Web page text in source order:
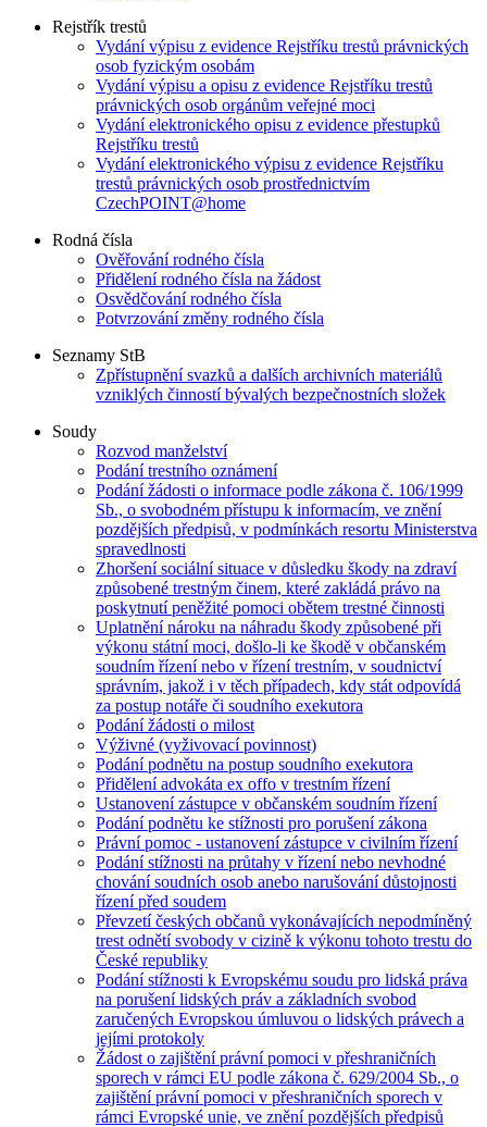
Rejstřík trestů
Vydání výpisu z evidence Rejstříku trestů právnických
osob fyzickým osobám
Vydání výpisu a opisu z evidence Rejstříku trestů
právnických osob orgánům veřejné moci
Vydání elektronického opisu z evidence přestupků
Rejstříku trestů
Vydání elektronického výpisu z evidence Rejstříku
trestů právnických osob prostřednictvím
CzechPOINT@home
Rodná čísla
Ověřování rodného čísla
Přidělení rodného čísla na žádost
Osvědčování rodného čísla
Potvrzování změny rodného čísla
Seznamy StB
Zpřístupnění svazků a dalších archivních materiálů
vzniklých činností bývalých bezpečnostních složek
Soudy
Rozvod manželství
Podání trestního oznámení
Podání žádosti o informace podle zákona č. 106/1999
Sb., o svobodném přístupu k informacím, ve znění
pozdějších předpisů, v podmínkách resortu Ministerstva
spravedlnosti
Zhoršení sociální situace v důsledku škody na zdraví
způsobené trestným činem, které zakládá právo na
poskytnutí peněžité pomoci obětem trestné činnosti
Uplatnění nároku na náhradu škody způsobené při
výkonu státní moci, došlo-li ke škodě v občanském
soudním řízení nebo v řízení trestním, v soudnictví
správním, jakož i v těch případech, kdy stát odpovídá
za postup notáře či soudního exekutora
Podání žádosti o milost
Výživné (vyživovací povinnost)
Podání podnětu na postup soudního exekutora
Přidělení advokáta ex offo v trestním řízení
Ustanovení zástupce v občanském soudním řízení
Podání podnětu ke stížnosti pro porušení zákona
Právní pomoc - ustanovení zástupce v civilním řízení
Podání stížnosti na průtahy v řízení nebo nevhodné
chování soudních osob anebo narušování důstojnosti
řízení před soudem
Převzetí českých občanů vykonávajících nepodmíněný
trest odnětí svobody v cizině k výkonu tohoto trestu do
České republiky
Podání stížnosti k Evropskému soudu pro lidská práva
na porušení lidských práv a základních svobod
zaručených Evropskou úmluvou o lidských právech a
jejími protokoly
Žádost o zajištění právní pomoci v přeshraničních
sporech v rámci EU podle zákona č. 629/2004 Sb., o
zajištění právní pomoci v přeshraničních sporech v
rámci Evropské unie, ve znění pozdějších předpisů